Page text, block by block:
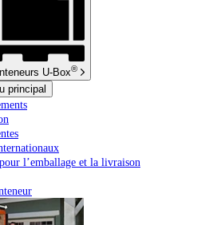
U-Box®
principal
l’emballage et la livraison